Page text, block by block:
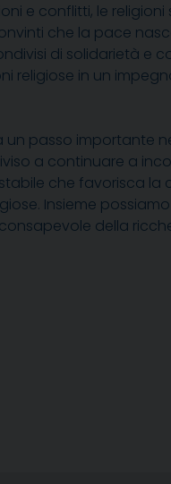
e conflitti, le
che la pace
di solidarietà e
religiose in un
un passo importante
a continuare a
che favorisca
Insieme
della